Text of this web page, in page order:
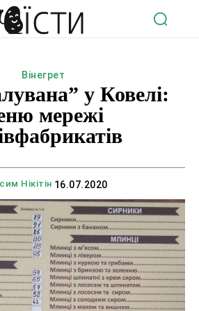
Вінегрет
у Ковелі:
мережі
Нікітін 16.07.2020